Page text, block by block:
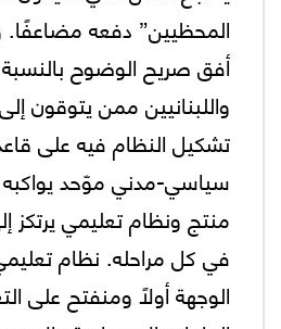
المحظيين” دفعه مضاعفًا.
أفق صريح الوضوح بالنسبة
واللبنانيين ممن يتوقون
تشكيل النظام فيه على
سياسي-مدني موّحد
منتج ونظام تعليمي يرتكز
في كل مراحله. نظام
الوجهة أولاً ومنفتح على